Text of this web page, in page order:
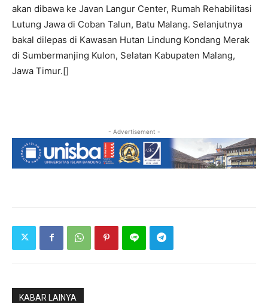
akan dibawa ke Javan Langur Center, Rumah Rehabilitasi
Lutung Jawa di Coban Talun, Batu Malang. Selanjutnya
bakal dilepas di Kawasan Hutan Lindung Kondang Merak
di Sumbermanjing Kulon, Selatan Kabupaten Malang,
Jawa Timur.[]
- Advertisement -
KABAR LAINYA